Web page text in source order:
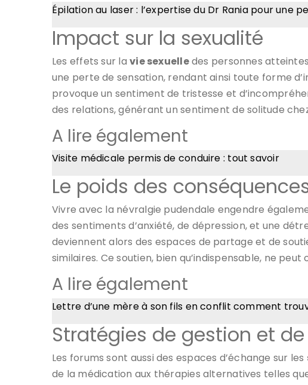
Épilation au laser : l’expertise du Dr Rania pour une
Impact sur la sexualité
Les effets sur lavie sexuelledes personnes
une perte de sensation, rendant ainsi toute forme
provoque un sentiment de tristesse et
des relations, générant un sentiment de solitude
A lire également
Visite médicale permis de conduire : tout savoir
Le poids des
Vivre avec la névralgie pudendale engendre
des sentiments d’anxiété, de dépression, et une
deviennent alors des espaces de partage et de
similaires. Ce soutien, bien qu’indispensable, ne
A lire également
Lettre d’une mère à son fils en conflit comment
Stratégies de gestion et
Les forums sont aussi des espaces d’échange sur les
de la médication aux thérapies alternatives telles